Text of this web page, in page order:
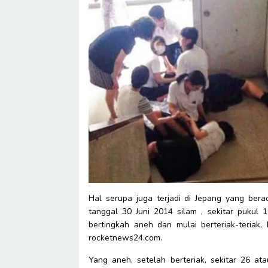
Hal serupa juga terjadi di Jepang yang
tanggal 30 Juni 2014 silam , sekitar pukul
bertingkah aneh dan mulai berteriak-
rocketnews24.com.
Yang aneh, setelah berteriak, sekitar 26